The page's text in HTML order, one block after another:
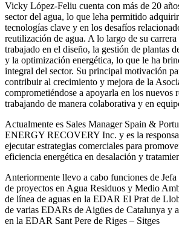
Vicky López-Feliu cuenta con más de 20
sector del agua, lo que leha permitido
tecnologías clave y en los desafíos
reutilización de agua. A lo largo de su
trabajado en el diseño, la gestión de plantas
y la optimización energética, lo que le ha
integral del sector. Su principal motivación
contribuir al crecimiento y mejora de la
comprometiéndose a apoyarla en los nuevos
trabajando de manera colaborativa y en
Actualmente es Sales Manager Spain &
ENERGY RECOVERY Inc. y es la
ejecutar estrategias comerciales para
eficiencia energética en desalación y
Anteriormente llevo a cabo funciones de
de proyectos en Agua Residuos y Medio
de línea de aguas en la EDAR El Prat de
de varias EDARs de Aigües de Catalunya y
en la EDAR Sant Pere de Riges – Sitges